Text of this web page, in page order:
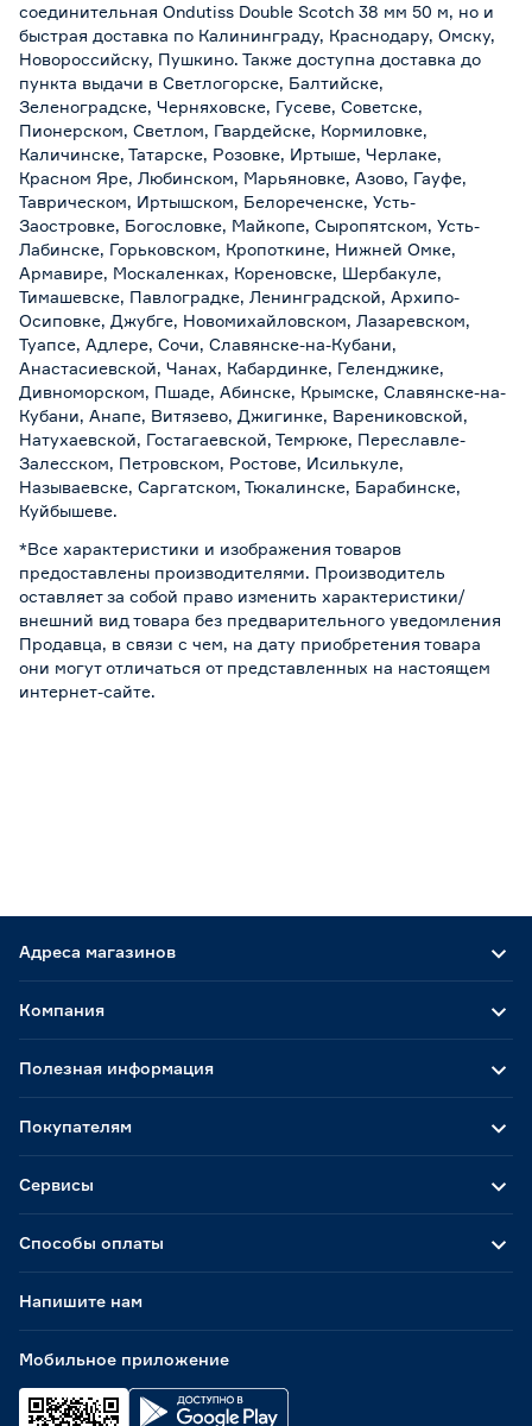
соединительная Ondutiss Double Scotch 38 мм 50 м, но и
быстрая доставка по Калининграду, Краснодару, Омску,
Новороссийску, Пушкино. Также доступна доставка до
пункта выдачи в Светлогорске, Балтийске,
Зеленоградске, Черняховске, Гусеве, Советске,
Пионерском, Светлом, Гвардейске, Кормиловке,
Каличинске, Татарске, Розовке, Иртыше, Черлаке,
Красном Яре, Любинском, Марьяновке, Азово, Гауфе,
Таврическом, Иртышском, Белореченске, Усть-
Заостровке, Богословке, Майкопе, Сыропятском, Усть-
Лабинске, Горьковском, Кропоткине, Нижней Омке,
Армавире, Москаленках, Кореновске, Шербакуле,
Тимашевске, Павлоградке, Ленинградской, Архипо-
Осиповке, Джубге, Новомихайловском, Лазаревском,
Туапсе, Адлере, Сочи, Славянске-на-Кубани,
Анастасиевской, Чанах, Кабардинке, Геленджике,
Дивноморском, Пшаде, Абинске, Крымске, Славянске-на-
Кубани, Анапе, Витязево, Джигинке, Варениковской,
Натухаевской, Гостагаевской, Темрюке, Переславле-
Залесском, Петровском, Ростове, Исилькуле,
Называевске, Саргатском, Тюкалинске, Барабинске,
Куйбышеве.
*Все характеристики и изображения товаров
предоставлены производителями. Производитель
оставляет за собой право изменить характеристики/
внешний вид товара без предварительного уведомления
Продавца, в связи с чем, на дату приобретения товара
они могут отличаться от представленных на настоящем
интернет-сайте.
Адреса магазинов
Способы оплаты
Мобильное приложение
Компания
Полезная информация
Покупателям
Сервисы
Напишите нам